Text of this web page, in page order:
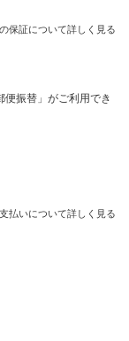
保証について詳しく見る
便振替」がご利用でき
払いについて詳しく見る